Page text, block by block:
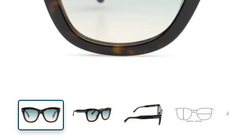
45 mm
Височина на стъклото Ширина на стъклото